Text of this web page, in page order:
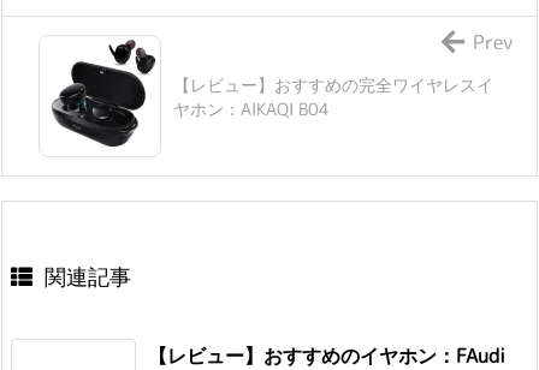
【レビュー】おすすめの完全ワイヤレスイ
ヤホン：AIKAQI B04
Prev
関連記事
【レビュー】おすすめのイヤホン：FAudi